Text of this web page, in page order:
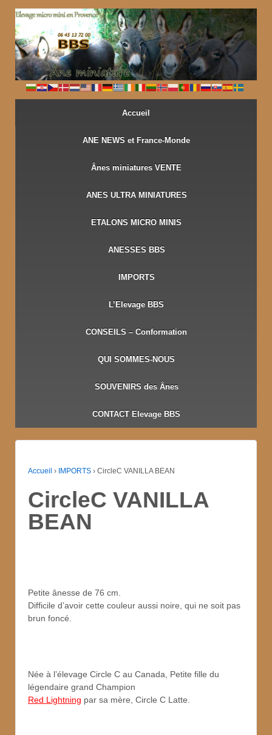
↓
PASSER
AU
CONTENU
PRINCIPAL
Accueil
ANE NEWS et France-Monde
Ânes miniatures VENTE
ANES ULTRA MINIATURES
ETALONS MICRO MINIS
ANESSES BBS
IMPORTS
L’Elevage BBS
CONSEILS – Conformation
QUI SOMMES-NOUS
SOUVENIRS des Ânes
CONTACT Elevage BBS
Accueil › IMPORTS › CircleC VANILLA BEAN
CircleC VANILLA
BEAN
Petite ânesse de 76 cm.
Difficile d’avoir cette couleur aussi noire, qui ne soit pas
brun foncé.
Née à l’élevage Circle C au Canada, Petite fille du
légendaire grand Champion
Red Lightning par sa mère, Circle C Latte.